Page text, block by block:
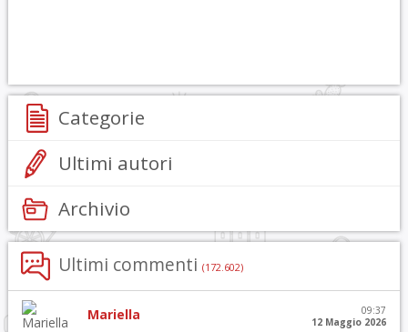
Categorie
Ultimi autori
Archivio
Ultimi commenti (172.602)
Mariella
09:37
12 Maggio 2026